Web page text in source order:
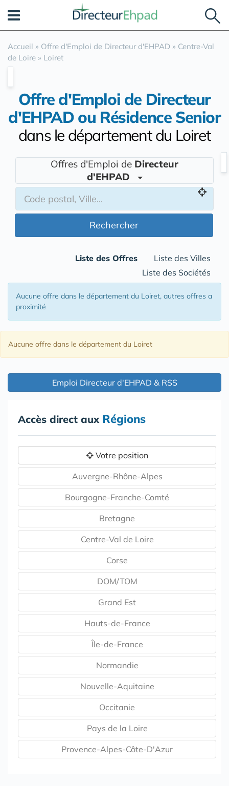
Accueil » Offre d'Emploi de Directeur d'EHPAD » Centre-Val
de Loire » Loiret
Offre d'Emploi de Directeur
d'EHPAD ou Résidence Senior
dans le département du Loiret
Offres d'Emploi de Directeur
d'EHPAD
Rechercher
Liste des Offres
Liste des Villes
Liste des Sociétés
Aucune offre dans le département du Loiret, autres offres a
proximité
Aucune offre dans le département du Loiret
Emploi Directeur d'EHPAD & RSS
Accès direct aux Régions
Votre position
Auvergne-Rhône-Alpes
Bourgogne-Franche-Comté
Bretagne
Centre-Val de Loire
Corse
DOM/TOM
Grand Est
Hauts-de-France
Île-de-France
Normandie
Nouvelle-Aquitaine
Occitanie
Pays de la Loire
Provence-Alpes-Côte-D'Azur
Panneau de gestion des cookies